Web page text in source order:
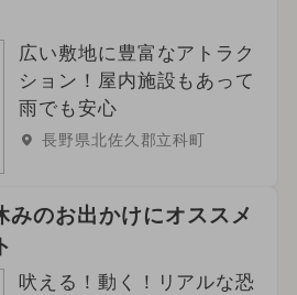
広い敷地に豊富なアトラク
ション！屋内施設もあって
雨でも安心
長野県北佐久郡立科町
のお出かけにオススメ
吠える！動く！リアルな恐